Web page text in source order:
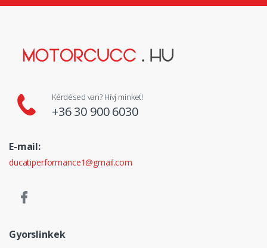
Kérdésed van? Hívj minket!
+36 30 900 6030
E-mail:
ducatiperformance1@gmail.com
Gyorslinkek